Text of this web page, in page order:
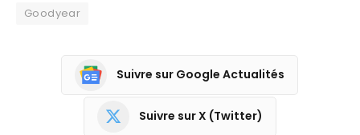
Goodyear
Suivre sur Google Actualités
Suivre sur X (Twitter)